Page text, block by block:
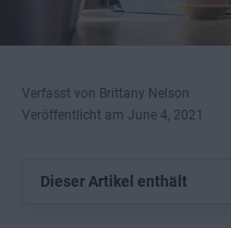
Verfasst von Brittany Nelson
Veröffentlicht am June 4, 2021
Dieser Artikel enthält